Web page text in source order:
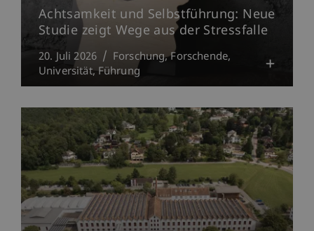
Achtsamkeit und Selbstführung: Neue
Studie zeigt Wege aus der Stressfalle
20. Juli 2026 Forschung Forschende
Universität Führung